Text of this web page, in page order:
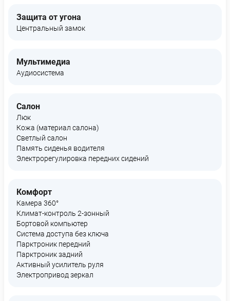
Защита от угона
Центральный замок
Мультимедиа
Аудиосистема
Салон
Люк
Кожа (материал салона)
Светлый салон
Память сиденья водителя
Электрорегулировка передних сидений
Комфорт
Камера 360°
Климат-контроль 2-зонный
Бортовой компьютер
Система доступа без ключа
Парктроник передний
Парктроник задний
Активный усилитель руля
Электропривод зеркал